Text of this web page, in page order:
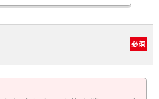
必須